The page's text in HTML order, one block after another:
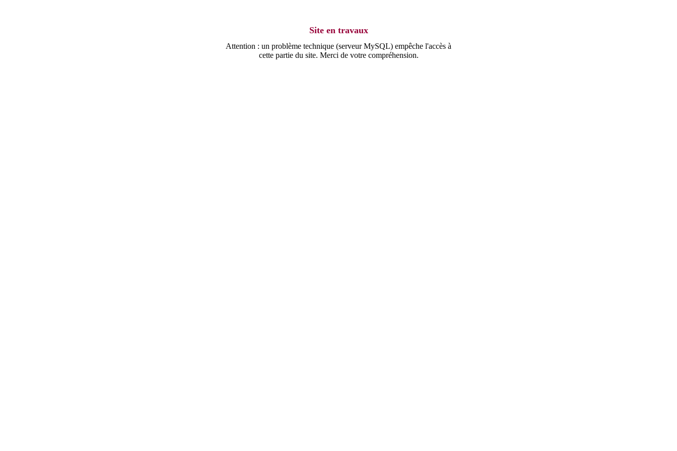
Site en travaux
Attention : un problème technique (serveur MySQL) empêche l'accès à
cette partie du site. Merci de votre compréhension.